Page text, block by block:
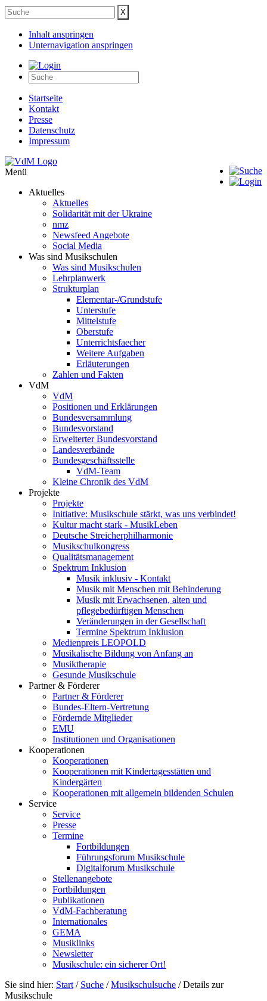
Inhalt anspringen
Unternavigation anspringen
Startseite
Kontakt
Presse
Datenschutz
Impressum
Menü
Aktuelles
Aktuelles
Solidarität mit der Ukraine
nmz
Newsfeed Angebote
Social Media
Was sind Musikschulen
Was sind Musikschulen
Lehrplanwerk
Strukturplan
Elementar-/Grundstufe
Unterstufe
Mittelstufe
Oberstufe
Unterrichtsfaecher
Weitere Aufgaben
Erläuterungen
Zahlen und Fakten
VdM
VdM
Positionen und Erklärungen
Bundesversammlung
Bundesvorstand
Erweiterter Bundesvorstand
Landesverbände
Bundesgeschäftsstelle
VdM-Team
Kleine Chronik des VdM
Projekte
Projekte
Initiative: Musikschule stärkt, was uns verbindet!
Kultur macht stark - MusikLeben
Deutsche Streicherphilharmonie
Musikschulkongress
Qualitätsmanagement
Spektrum Inklusion
Musik inklusiv - Kontakt
Musik mit Menschen mit Behinderung
Musik mit Erwachsenen, alten und
pflegebedürftigen Menschen
Veränderungen in der Gesellschaft
Termine Spektrum Inklusion
Medienpreis LEOPOLD
Musikalische Bildung von Anfang an
Musiktherapie
Gesunde Musikschule
Partner & Förderer
Partner & Förderer
Bundes-Eltern-Vertretung
Fördernde Mitglieder
EMU
Institutionen und Organisationen
Kooperationen
Kooperationen
Kooperationen mit Kindertagesstätten und
Kindergärten
Kooperationen mit allgemein bildenden Schulen
Service
Service
Presse
Termine
Fortbildungen
Führungsforum Musikschule
Digitalforum Musikschule
Stellenangebote
Fortbildungen
Publikationen
VdM-Fachberatung
Internationales
GEMA
Musiklinks
Newsletter
Musikschule: ein sicherer Ort!
Sie sind hier: Start / Suche /Musikschulsuche /Details zur
Musikschule